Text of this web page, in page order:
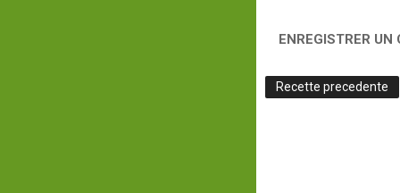
ENREGISTRER UN
Recette precedente